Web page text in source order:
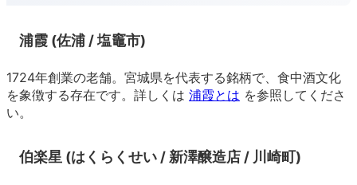
浦霞 (佐浦 / 塩竈市)
1724年創業の老舗。宮城県を代表する銘柄で、食中酒文化
を象徴する存在です。詳しくは 浦霞とは を参照してくださ
い。
伯楽星 (はくらくせい / 新澤醸造店 / 川崎町)